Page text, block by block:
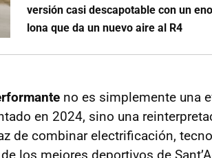
versión casi descapotable con un
lona que da un nuevo aire al R4
no es simplemente una
en 2024, sino una
de combinar electrificación,
los mejores deportivos de